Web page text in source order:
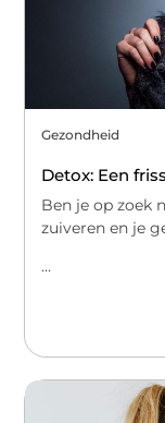
Gezondheid
Detox: Een
Ben je op zoek
zuiveren en je
...